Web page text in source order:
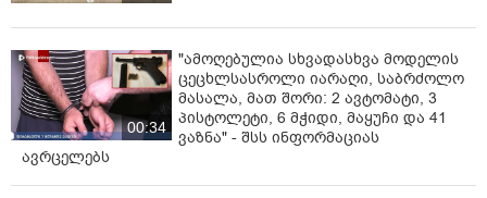
00:34
"ამოღებულია სხვადასხვა მოდელის
ცეცხლსასროლი იარაღი, საბრძოლო
მასალა, მათ შორი: 2 ავტომატი, 3
პისტოლეტი, 6 მჭიდი, მაყუჩი და 41
ვაზნა" - შსს ინფორმაციას
ავრცელებს